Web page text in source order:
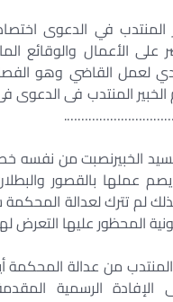
المنتدب في الدعوى
على الأعمال والوقائع
لعمل القاضي وهو
الخبير المنتدب فى
الخبيرنصبت من نفسه
عملها بالقصور
لم تترك لعدالة
المحظور عليها التعرض
المنتدب من عدالة
الإفادة الرسمية